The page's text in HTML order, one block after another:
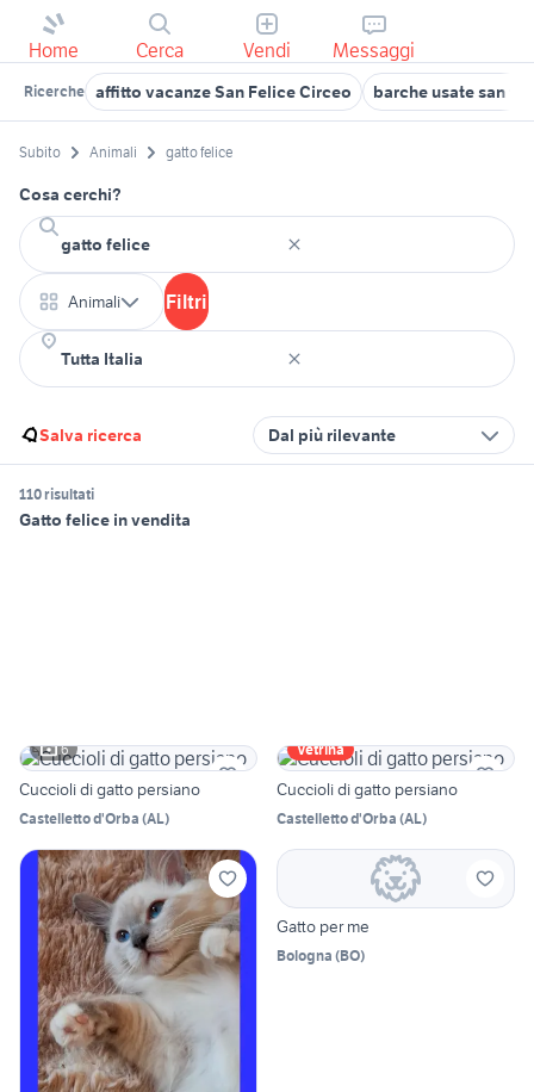
Home Cerca Vendi Messaggi
Ricerche affitto vacanze San Felice Circeo barche usate san
Subito Animali gatto felice
Cosa cerchi?
Animali Filtri
Salva ricerca Dal più rilevante
110 risultati
Gatto felice in vendita
6
Cuccioli di gatto persiano
Castelletto d'Orba (AL)
Vetrina
Cuccioli di gatto persiano
Castelletto d'Orba (AL)
Gatto per me
Bologna (BO)